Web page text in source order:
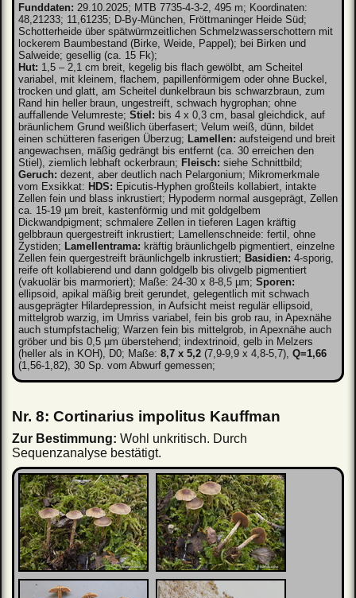
Funddaten: 29.10.2025; MTB 7735-4-3-2, 495 m; Koordinaten:
48,21233; 11,61235; D-By-München, Fröttmaninger Heide Süd;
Schotterheide über spätwürmzeitlichen Schmelzwasserschottern mit
lockerem Baumbestand (Birke, Weide, Pappel); bei Birken und
Salweide; gesellig (ca. 15 Fk);
Hut: 1,5 – 2,1 cm breit, kegelig bis flach gewölbt, am Scheitel
variabel, mit kleinem, flachem, papillenförmigem oder ohne Buckel,
trocken und glatt, am Scheitel dunkelbraun bis schwarzbraun, zum
Rand hin heller braun, ungestreift, schwach hygrophan; ohne
auffallende Velumreste; Stiel: bis 4 x 0,3 cm, basal gleichdick, auf
bräunlichem Grund weißlich überfasert; Velum weiß, dünn, bildet
einen schütteren faserigen Überzug; Lamellen: aufsteigend und breit
angewachsen, mäßig gedrängt bis entfernt (ca. 30 erreichen den
Stiel), ziemlich lebhaft ockerbraun; Fleisch: siehe Schnittbild;
Geruch: dezent, aber deutlich nach Pelargonium; Mikromerkmale
vom Exsikkat: HDS: Epicutis-Hyphen großteils kollabiert, intakte
Zellen fein und blass inkrustiert; Hypoderm normal ausgeprägt, Zellen
ca. 15-19 µm breit, kastenförmig und mit goldgelbem
Dickwandpigment; schmalere Zellen in tieferen Lagen kräftig
gelbbraun quergestreift inkrustiert; Lamellenschneide: fertil, ohne
Zystiden; Lamellentrama: kräftig bräunlichgelb pigmentiert, einzelne
Zellen fein quergestreift bräunlichgelb inkrustiert; Basidien: 4-sporig,
reife oft kollabierend und dann goldgelb bis olivgelb pigmentiert
(vakuolär bis marmoriert); Maße: 24-30 x 8-8,5 µm; Sporen:
ellipsoid, apikal mäßig breit gerundet, gelegentlich mit schwach
ausgeprägter Hilardepression, in Aufsicht meist regulär ellipsoid,
mittelgrob warzig, im Umriss variabel, fein bis grob rau, in Apexnähe
auch stumpfstachelig; Warzen fein bis mittelgrob, in Apexnähe auch
gröber und bis 0,5 µm überstehend; indextrinoid, gelb in Melzers
(heller als in KOH), D0; Maße: 8,7 x 5,2(7,9-9,9 x 4,8-5,7), Q=1,66
(1,56-1,82), 30 Sp. vom Abwurf gemessen;
Nr. 8: Cortinarius impolitus Kauffman
Zur Bestimmung: Wohl unkritisch. Durch
Sequenzanalyse bestätigt.